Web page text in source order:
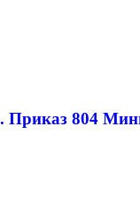
Приказ 804